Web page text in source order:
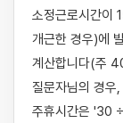
소정근로시간이
개근한 경우)에
계산합니다(주
질문자님의 경우
주휴시간은 '30